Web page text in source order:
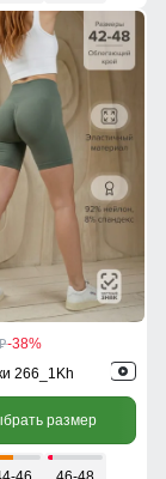
-38%
266_1Kh
размер